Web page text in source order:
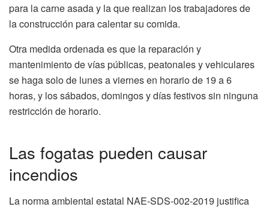
para la carne asada y la que realizan los trabajadores de
la construcción para calentar su comida.
Otra medida ordenada es que la reparación y
mantenimiento de vías públicas, peatonales y vehiculares
se haga solo de lunes a viernes en horario de 19 a 6
horas, y los sábados, domingos y días festivos sin ninguna
restricción de horario.
Las fogatas pueden causar
incendios
La norma ambiental estatal NAE-SDS-002-2019 justifica